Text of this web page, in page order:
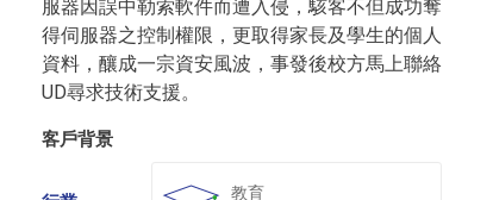
服器因誤中勒索軟件而遭入侵，駭客不但成功奪
得伺服器之控制權限，更取得家長及學生的個人
資料，釀成一宗資安風波，事發後校方馬上聯絡
UD尋求技術支援。
客戶背景
教育